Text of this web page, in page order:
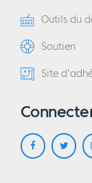
Outils du
Soutien
Site